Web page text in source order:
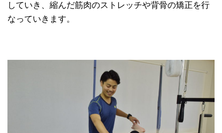
していき、縮んだ筋肉のストレッチや背骨の矯正を行
なっていきます。